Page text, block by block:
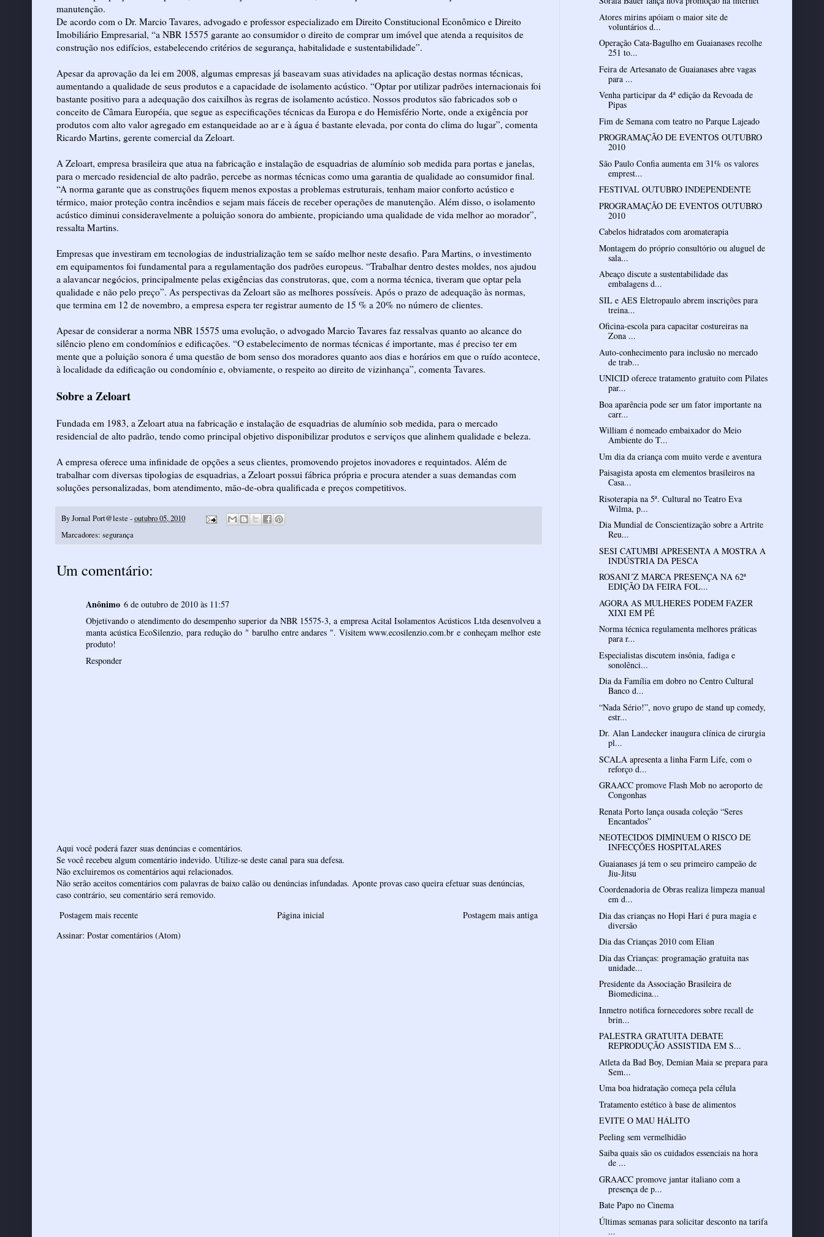
manutenção.
De acordo com o Dr. Marcio Tavares, advogado e professor especializado em Direito Constitucional Econômico e Direito
Imobiliário Empresarial, “a NBR 15575 garante ao consumidor o direito de comprar um imóvel que atenda a requisitos de
construção nos edifícios, estabelecendo critérios de segurança, habitalidade e sustentabilidade”.
Apesar da aprovação da lei em 2008, algumas empresas já baseavam suas atividades na aplicação destas normas técnicas,
aumentando a qualidade de seus produtos e a capacidade de isolamento acústico. “Optar por utilizar padrões internacionais foi
bastante positivo para a adequação dos caixilhos às regras de isolamento acústico. Nossos produtos são fabricados sob o
conceito de Câmara Européia, que segue as especificações técnicas da Europa e do Hemisfério Norte, onde a exigência por
produtos com alto valor agregado em estanqueidade ao ar e à água é bastante elevada, por conta do clima do lugar”, comenta
Ricardo Martins, gerente comercial da Zeloart.
A Zeloart, empresa brasileira que atua na fabricação e instalação de esquadrias de alumínio sob medida para portas e janelas,
para o mercado residencial de alto padrão, percebe as normas técnicas como uma garantia de qualidade ao consumidor final.
“A norma garante que as construções fiquem menos expostas a problemas estruturais, tenham maior conforto acústico e
térmico, maior proteção contra incêndios e sejam mais fáceis de receber operações de manutenção. Além disso, o isolamento
acústico diminui consideravelmente a poluição sonora do ambiente, propiciando uma qualidade de vida melhor ao morador”,
ressalta Martins.
Empresas que investiram em tecnologias de industrialização tem se saído melhor neste desafio. Para Martins, o investimento
em equipamentos foi fundamental para a regulamentação dos padrões europeus. “Trabalhar dentro destes moldes, nos ajudou
a alavancar negócios, principalmente pelas exigências das construtoras, que, com a norma técnica, tiveram que optar pela
qualidade e não pelo preço”. As perspectivas da Zeloart são as melhores possíveis. Após o prazo de adequação às normas,
que termina em 12 de novembro, a empresa espera ter registrar aumento de 15 % a 20% no número de clientes.
Apesar de considerar a norma NBR 15575 uma evolução, o advogado Marcio Tavares faz ressalvas quanto ao alcance do
silêncio pleno em condomínios e edificações. “O estabelecimento de normas técnicas é importante, mas é preciso ter em
mente que a poluição sonora é uma questão de bom senso dos moradores quanto aos dias e horários em que o ruído acontece,
à localidade da edificação ou condomínio e, obviamente, o respeito ao direito de vizinhança”, comenta Tavares.
Sobre a Zeloart
Fundada em 1983, a Zeloart atua na fabricação e instalação de esquadrias de alumínio sob medida, para o mercado
residencial de alto padrão, tendo como principal objetivo disponibilizar produtos e serviços que alinhem qualidade e beleza.
A empresa oferece uma infinidade de opções a seus clientes, promovendo projetos inovadores e requintados. Além de
trabalhar com diversas tipologias de esquadrias, a Zeloart possui fábrica própria e procura atender a suas demandas com
soluções personalizadas, bom atendimento, mão-de-obra qualificada e preços competitivos.
ByJornal Port@leste -outubro 05, 2010
Marcadores: segurança
Um comentário:
Anônimo 6 de outubro de 2010 às 11:57
Objetivando o atendimento do desempenho superior da NBR 15575-3, a empresa Acital Isolamentos Acústicos Ltda desenvolveu a
manta acústica EcoSilenzio, para redução do " barulho entre andares ". Visitem www.ecosilenzio.com.br e conheçam melhor este
produto!
Responder
Aqui você poderá fazer suas denúncias e comentários.
Se você recebeu algum comentário indevido. Utilize-se deste canal para sua defesa.
Não excluiremos os comentários aqui relacionados.
Não serão aceitos comentários com palavras de baixo calão ou denúncias infundadas. Aponte provas caso queira efetuar suas denúncias,
caso contrário, seu comentário será removido.
Postagem mais recente
Postagem mais antiga
Página inicial
Assinar: Postar comentários (Atom)
Atores mirins apóiam o maior site de
voluntários d...
Operação Cata-Bagulho em Guaianases recolhe
251 to...
Feira de Artesanato de Guaianases abre vagas
para ...
Venha participar da 4ª edição da Revoada de
Pipas
Fim de Semana com teatro no Parque Lajeado
PROGRAMAÇÃO DE EVENTOS OUTUBRO
2010
São Paulo Confia aumenta em 31% os valores
emprest...
FESTIVAL OUTUBRO INDEPENDENTE
PROGRAMAÇÃO DE EVENTOS OUTUBRO
2010
Cabelos hidratados com aromaterapia
Montagem do próprio consultório ou aluguel de
sala...
Abeaço discute a sustentabilidade das
embalagens d...
SIL e AES Eletropaulo abrem inscrições para
treina...
Oficina-escola para capacitar costureiras na
Zona ...
Auto-conhecimento para inclusão no mercado
de trab...
UNICID oferece tratamento gratuito com Pilates
par...
Boa aparência pode ser um fator importante na
carr...
William é nomeado embaixador do Meio
Ambiente do T...
Um dia da criança com muito verde e aventura
Paisagista aposta em elementos brasileiros na
Casa...
Risoterapia na 5ª. Cultural no Teatro Eva
Wilma, p...
Dia Mundial de Conscientização sobre a Artrite
Reu...
SESI CATUMBI APRESENTA A MOSTRA A
INDÚSTRIA DA PESCA
ROSANI´Z MARCA PRESENÇA NA 62ª
EDIÇÃO DA FEIRA FOL...
AGORA AS MULHERES PODEM FAZER
XIXI EM PÉ
Norma técnica regulamenta melhores práticas
para r...
Especialistas discutem insônia, fadiga e
sonolênci...
Dia da Família em dobro no Centro Cultural
Banco d...
“Nada Sério!”, novo grupo de stand up comedy,
estr...
Dr. Alan Landecker inaugura clínica de cirurgia
pl...
SCALA apresenta a linha Farm Life, com o
reforço d...
GRAACC promove Flash Mob no aeroporto de
Congonhas
Renata Porto lança ousada coleção “Seres
Encantados”
NEOTECIDOS DIMINUEM O RISCO DE
INFECÇÕES HOSPITALARES
Guaianases já tem o seu primeiro campeão de
Jiu-Jitsu
Coordenadoria de Obras realiza limpeza manual
em d...
Dia das crianças no Hopi Hari é pura magia e
diversão
Dia das Crianças 2010 com Elian
Dia das Crianças: programação gratuita nas
unidade...
Presidente da Associação Brasileira de
Biomedicina...
Inmetro notifica fornecedores sobre recall de
brin...
PALESTRA GRATUITA DEBATE
REPRODUÇÃO ASSISTIDA EM S...
Atleta da Bad Boy, Demian Maia se prepara para
Sem...
Uma boa hidratação começa pela célula
Tratamento estético à base de alimentos
EVITE O MAU HÁLITO
Peeling sem vermelhidão
Saiba quais são os cuidados essenciais na hora
de ...
GRAACC promove jantar italiano com a
presença de p...
Bate Papo no Cinema
Últimas semanas para solicitar desconto na tarifa
...